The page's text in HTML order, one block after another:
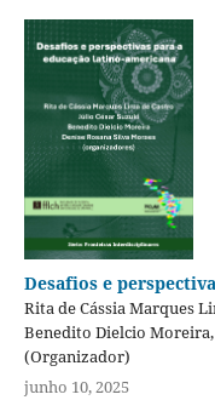
Desafios e
Rita de Cássia Marques
Benedito Dielcio
(Organizador)
junho 10, 2025